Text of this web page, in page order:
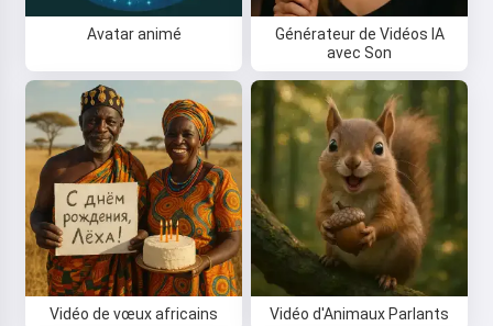
Avatar animé
Générateur de Vidéos IA
avec Son
Vidéo de vœux africains Vidéo d'Animaux Parlants